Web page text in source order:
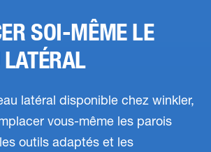
SOI-MÊME LE
latéral disponible chez winkler,
vous-même les parois
outils adaptés et les